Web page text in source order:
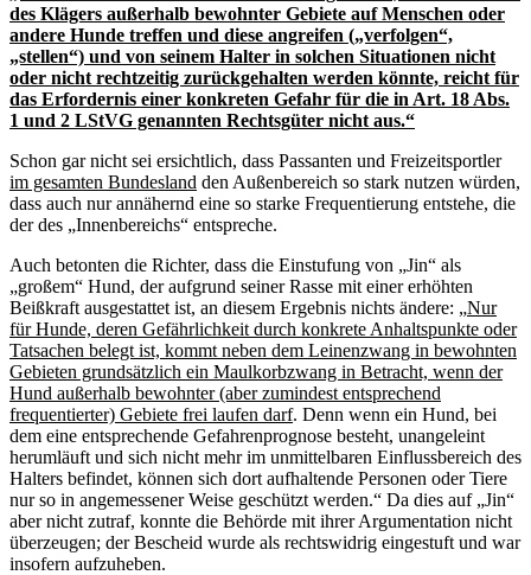
des Klägers außerhalb bewohnter Gebiete auf Menschen oder
andere Hunde treffen und diese angreifen („verfolgen“,
„stellen“) und von seinem Halter in solchen Situationen nicht
oder nicht rechtzeitig zurückgehalten werden könnte, reicht für
das Erfordernis einer konkreten Gefahr für die in Art. 18 Abs.
1 und 2 LStVG genannten Rechtsgüter nicht aus.“
Schon gar nicht sei ersichtlich, dass Passanten und Freizeitsportler
im gesamten Bundesland den Außenbereich so stark nutzen würden,
dass auch nur annähernd eine so starke Frequentierung entstehe, die
der des „Innenbereichs“ entspreche.
Auch betonten die Richter, dass die Einstufung von „Jin“ als
„großem“ Hund, der aufgrund seiner Rasse mit einer erhöhten
Beißkraft ausgestattet ist, an diesem Ergebnis nichts ändere: „Nur
für Hunde, deren Gefährlichkeit durch konkrete Anhaltspunkte oder
Tatsachen belegt ist, kommt neben dem Leinenzwang in bewohnten
Gebieten grundsätzlich ein Maulkorbzwang in Betracht, wenn der
Hund außerhalb bewohnter (aber zumindest entsprechend
frequentierter) Gebiete frei laufen darf. Denn wenn ein Hund, bei
dem eine entsprechende Gefahrenprognose besteht, unangeleint
herumläuft und sich nicht mehr im unmittelbaren Einflussbereich des
Halters befindet, können sich dort aufhaltende Personen oder Tiere
nur so in angemessener Weise geschützt werden.“ Da dies auf „Jin“
aber nicht zutraf, konnte die Behörde mit ihrer Argumentation nicht
überzeugen; der Bescheid wurde als rechtswidrig eingestuft und war
insofern aufzuheben.